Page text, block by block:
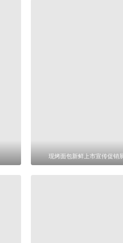
现烤面包新鲜上市宣传促销